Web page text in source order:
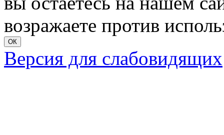
возражаете против
ОК
Версия для слабовидящих